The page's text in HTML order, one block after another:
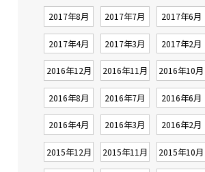
2017年8月 2017年7月 2017年6月
2017年4月 2017年3月 2017年2月
2016年12月 2016年11月 2016年10月
2016年8月 2016年7月 2016年6月
2016年4月 2016年3月 2016年2月
2015年12月 2015年11月 2015年10月